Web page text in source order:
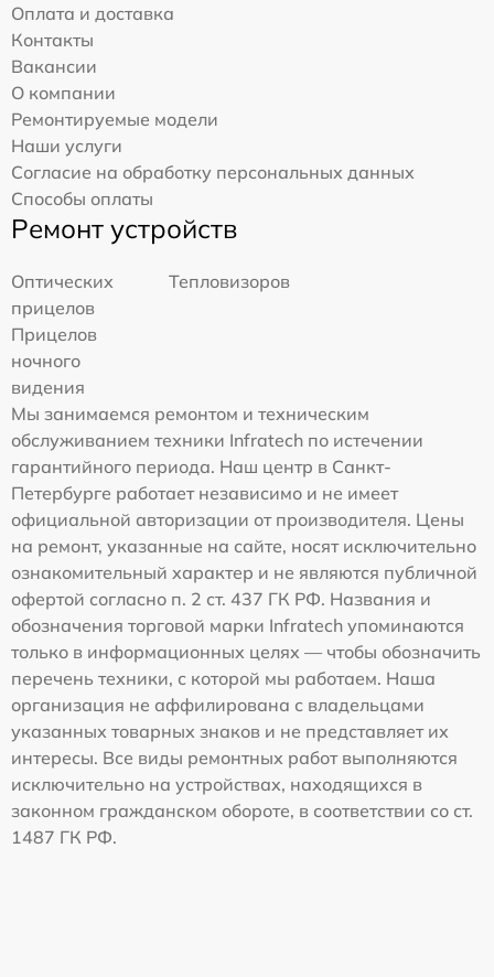
Оплата и доставка
Контакты
Вакансии
О компании
Ремонтируемые модели
Наши услуги
Согласие на обработку персональных данных
Способы оплаты
Ремонт устройств
Оптических
прицелов
Тепловизоров
Прицелов
ночного
видения
Мы занимаемся ремонтом и техническим
обслуживанием техники Infratech по истечении
гарантийного периода. Наш центр в Санкт-
Петербурге работает независимо и не имеет
официальной авторизации от производителя. Цены
на ремонт, указанные на сайте, носят исключительно
ознакомительный характер и не являются публичной
офертой согласно п. 2 ст. 437 ГК РФ. Названия и
обозначения торговой марки Infratech упоминаются
только в информационных целях — чтобы обозначить
перечень техники, с которой мы работаем. Наша
организация не аффилирована с владельцами
указанных товарных знаков и не представляет их
интересы. Все виды ремонтных работ выполняются
исключительно на устройствах, находящихся в
законном гражданском обороте, в соответствии со ст.
1487 ГК РФ.